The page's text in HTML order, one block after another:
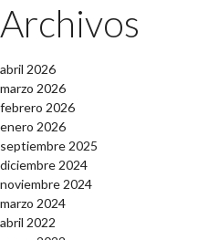
Archivos
abril 2026
marzo 2026
febrero 2026
enero 2026
septiembre 2025
diciembre 2024
noviembre 2024
marzo 2024
abril 2022